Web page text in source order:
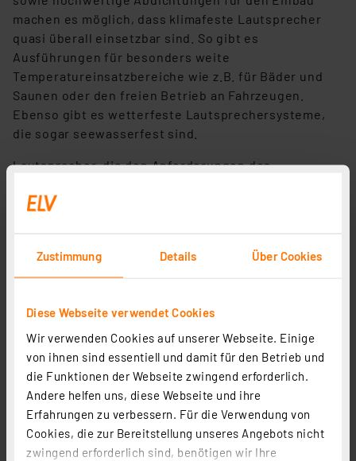
Zustimmung Details Über Cookies
Diese Webseite verwendet Cookies
Wir verwenden Cookies auf unserer Webseite. Einige
von ihnen sind essentiell und damit für den Betrieb und
die Funktionen der Webseite zwingend erforderlich.
Andere helfen uns, diese Webseite und ihre
Erfahrungen zu verbessern. Für die Verwendung von
Cookies, die zur Bereitstellung unseres Angebots nicht
zwingend erforderlich sind, benötigen wir Ihre
machen es möglich, dass klimafeste Lautsprecher
quasi überall einsetzbar sind. So gibt es
Ausführungen für besonders weite
Temperatureinsatzbereiche wie z.B. für Bäder und
Saunen oder den freien Betrieb an Fahrzeugen.
Ebenso gibt es wetterfeste Lautsprechersysteme,
die sogar seewasserfest sind.
Lautsprecher, die den Anforderungen des
Kälte- und Wasserfestigkeit entsprechen, sind die
Abdeckungen sind dazu ebenfalls robust, UV-
beständig und korrosionsfest, so kann man diese
Gartenhäuser, Saunen, in Boote und allen Bereichen
im Freien einsetzen.
Druckkammer-/Hornlautsprecher
Druckkammer-/Hornlautsprecher sind mit ihrem
robusten Aufbau die richtige Wahl, wenn es um den
harten Außeneinsatz und bevorzugt um schalldruck-